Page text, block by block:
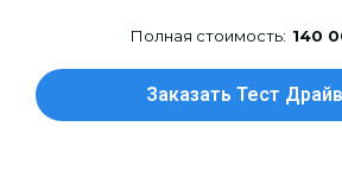
Полная стоимость: 140
Заказать Тест Драйв